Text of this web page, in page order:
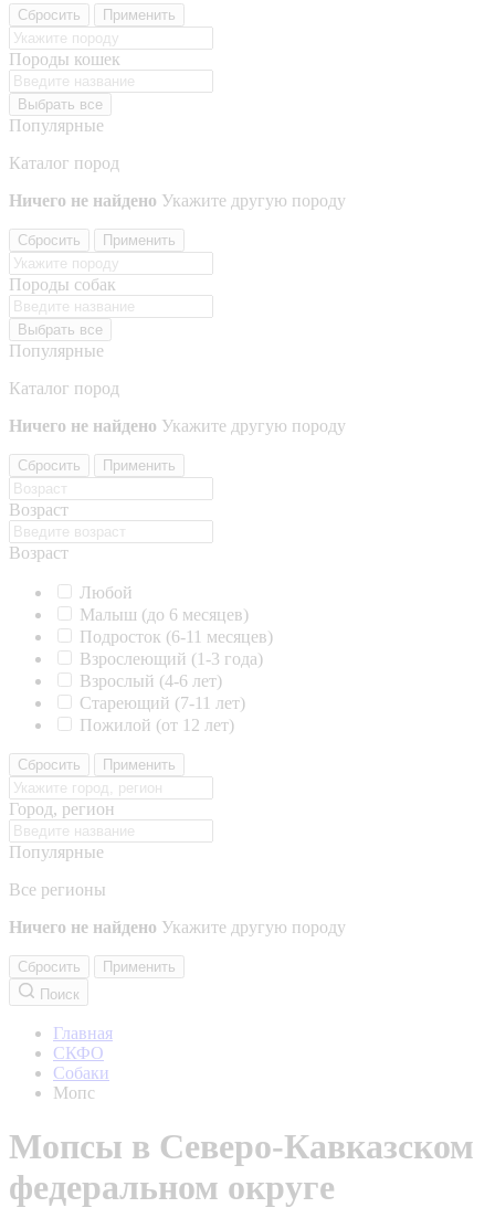
Сбросить Применить
Породы кошек
Выбрать все
Популярные
Каталог пород
Ничего не найдено Укажите другую породу
Сбросить Применить
Породы собак
Выбрать все
Популярные
Каталог пород
Ничего не найдено Укажите другую породу
Сбросить Применить
Возраст
Возраст
Любой
Малыш (до 6 месяцев)
Подросток (6-11 месяцев)
Взрослеющий (1-3 года)
Взрослый (4-6 лет)
Стареющий (7-11 лет)
Пожилой (от 12 лет)
Сбросить Применить
Город, регион
Популярные
Все регионы
Ничего не найдено Укажите другую породу
Сбросить
Применить
Поиск
Главная
СКФО
Собаки
Мопс
Мопсы в Северо-Кавказском
федеральном округе